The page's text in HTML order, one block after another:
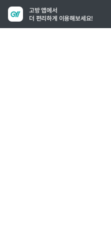
고방 앱에서
더 편리하게 이용해보세요!